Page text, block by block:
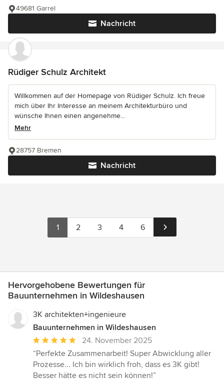
Nachricht
49681 Garrel
Rüdiger Schulz Architekt
Willkommen auf der Homepage von Rüdiger Schulz. Ich freue
mich über Ihr Interesse an meinem Architekturbüro und
wünsche Ihnen einen angenehme...
Mehr
Nachricht
28757 Bremen
1 2 3 4 6
Hervorgehobene Bewertungen für
Bauunternehmen in Wildeshausen
3K architekten+ingenieure
Bauunternehmen in Wildeshausen
Durchschnittliche
Bewertung:
5
von
24. November 2025
“Perfekte Zusammenarbeit! Super Abwicklung aller
Prozesse... Ich bin wirklich froh, dass es 3K gibt!
Besser hätte es nicht sein können!”